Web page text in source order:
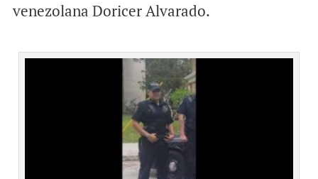
venezolana Doricer Alvarado.